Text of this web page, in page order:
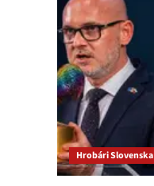
Hrobári Slovenska